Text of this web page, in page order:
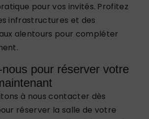
pour vos invités. Profitez
infrastructures et des
alentours pour compléter
pour réserver votre
à nous contacter dès
réserver la salle de votre